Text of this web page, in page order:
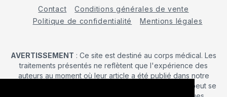
Contact
Conditions générales de vente
Politique de confidentialité
Mentions légales
AVERTISSEMENT : Ce site est destiné au corps médical. Les
traitements présentés ne reflètent que l'expérience des
auteurs au moment où leur article a été publié dans notre
journal. La décision d’une intervention chirurgicale ne peut se